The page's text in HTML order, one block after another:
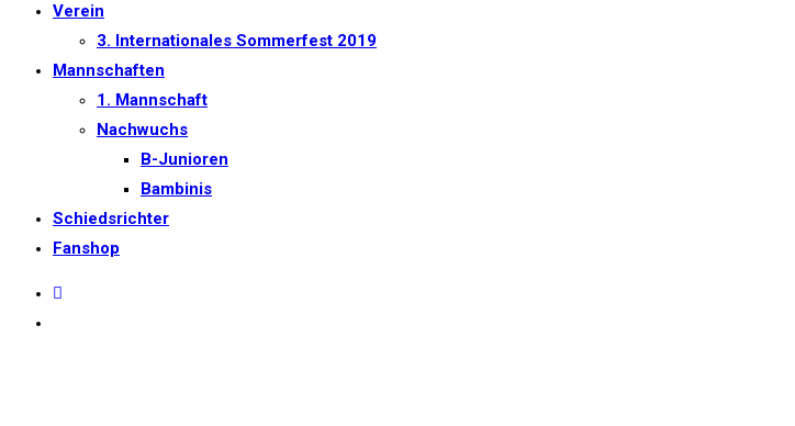
Verein
3. Internationales Sommerfest 2019
Mannschaften
1. Mannschaft
Nachwuchs
B-Junioren
Bambinis
Schiedsrichter
Fanshop